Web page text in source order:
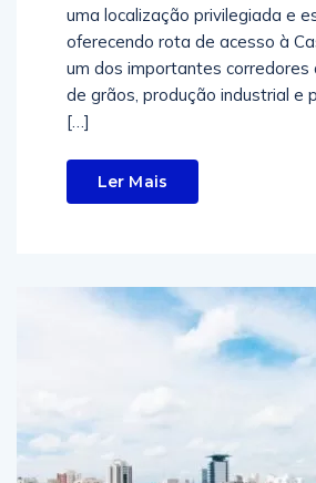
uma localização privilegiada e
oferecendo rota de acesso à
um dos importantes
de grãos, produção industrial e
[…]
Ler Mais